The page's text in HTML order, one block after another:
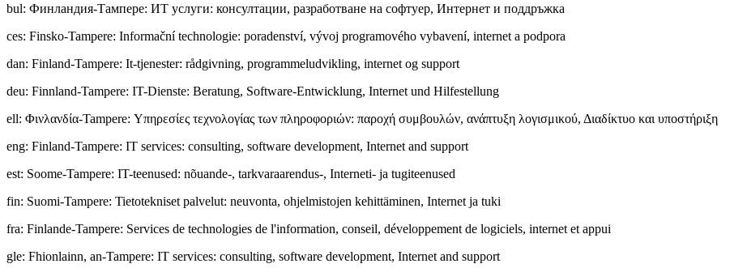
bul: Финлaндия-Тампере: ИТ услуги: консултации, разработване на софтуер, Интернет и поддръжка
ces: Finsko-Tampere: Informační technologie: poradenství, vývoj programového vybavení, internet a podpora
dan: Finland-Tampere: It-tjenester: rådgivning, programmeludvikling, internet og support
deu: Finnland-Tampere: IT-Dienste: Beratung, Software-Entwicklung, Internet und Hilfestellung
ell: Φινλανδία-Tampere: Υπηρεσίες τεχνολογίας των πληροφοριών: παροχή συμβουλών, ανάπτυξη λογισμικού, Διαδίκτυο και υποστήριξη
eng: Finland-Tampere: IT services: consulting, software development, Internet and support
est: Soome-Tampere: IT-teenused: nõuande-, tarkvaraarendus-, Interneti- ja tugiteenused
fin: Suomi-Tampere: Tietotekniset palvelut: neuvonta, ohjelmistojen kehittäminen, Internet ja tuki
fra: Finlande-Tampere: Services de technologies de l'information, conseil, développement de logiciels, internet et appui
gle: Fhionlainn, an-Tampere: IT services: consulting, software development, Internet and support